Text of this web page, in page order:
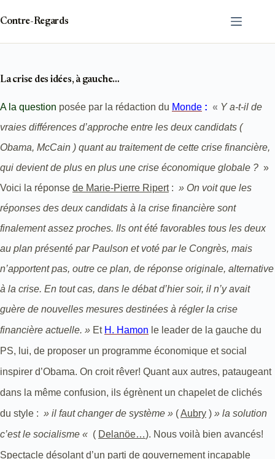
contenu
Contre-Regards
La crise des idées, à gauche…
A la question posée par la rédaction du Monde : « Y a-t-il de
vraies différences d’approche entre les deux candidats (
Obama, McCain ) quant au traitement de cette crise financière,
qui devient de plus en plus une crise économique globale ? »
Voici la réponse de Marie-Pierre Ripert: » On voit que les
réponses des deux candidats à la crise financière sont
finalement assez proches. Ils ont été favorables tous les deux
au plan présenté par Paulson et voté par le Congrès, mais
n’apportent pas, outre ce plan, de réponse originale, alternative
à la crise. En tout cas, dans le débat d’hier soir, il n’y avait
guère de nouvelles mesures destinées à régler la crise
financière actuelle. » Et H. Hamon le leader de la gauche du
PS, lui, de proposer un programme économique et social
inspirer d’Obama. On croit rêver! Quant aux autres, pataugeant
dans la même confusion, ils égrènent un chapelet de clichés
du style : » il faut changer de système » (Aubry ) » la solution
c’est le socialisme « ( Delanöe…). Nous voilà bien avancés!
Spectacle désolant d’un parti de gouvernement incapable